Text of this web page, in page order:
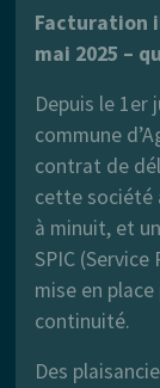
Facturation
mai 2025 –
Depuis le 1er
commune
contrat de
cette société
à minuit, et
SPIC
mise en
continuité.
Des